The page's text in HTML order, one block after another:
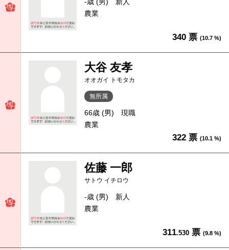
農業
340 票 (10.7 %)
大谷 友孝
オオガイ トモタカ
無所属
66歳 (男)
現職
農業
322 票 (10.1 %)
佐藤 一郎
サトウ イチロウ
-歳 (男)
新人
農業
311.530 票 (9.8 %)